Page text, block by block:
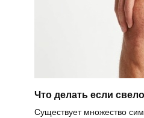
Что делать если
Существует множество